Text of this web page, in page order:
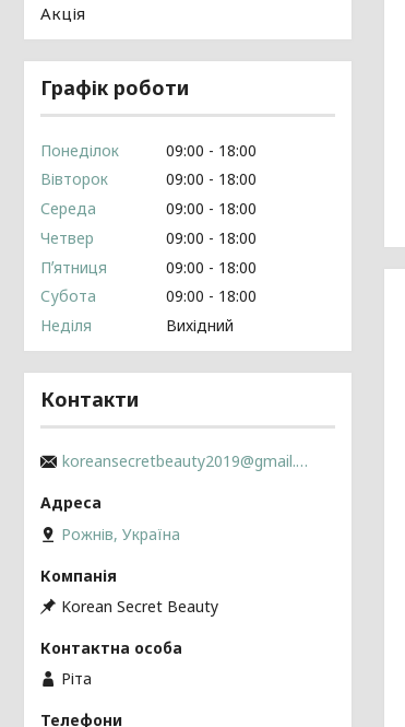
Акція
Графік роботи
Понеділок 09:00
18:00
Вівторок
09:00
18:00
Середа
09:00
18:00
Четвер
09:00
18:00
Пʼятниця
09:00
18:00
Субота
09:00
18:00
Неділя
Вихідний
Контакти
koreansecretbeauty2019@gmail.com
Рожнів, Україна
Korean Secret Beauty
Ріта